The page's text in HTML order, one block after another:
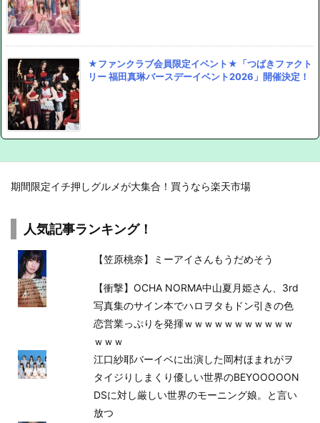
★ファンクラブ会員限定イベント★「つばきファクト
リー 福田真琳バースデーイベント2026」開催決定！
期間限定イチ押しグルメが大集合！買うなら楽天市場
人気記事ランキング！
【笠原桃奈】ミーアイさんもうだめそう
【衝撃】OCHA NORMA中山夏月姫さん、3rd
写真集のサイン本でハロヲタもドン引きの色
恋営業っぷりを発揮ｗｗｗｗｗｗｗｗｗｗｗ
ｗｗｗ
江口紗耶バーイベに出演した岡村ほまれがヲ
タイジりしまくり優しい世界のBEYOOOOON
DSに対し厳しい世界のモーニング娘。と言い
放つ